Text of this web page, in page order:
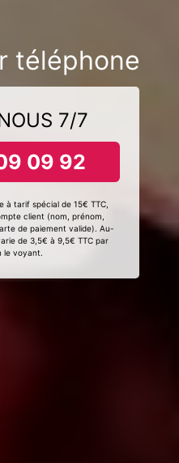
téléphone
7/7
09 92
à tarif spécial de 15€ TTC,
client (nom, prénom,
de paiement valide). Au-
de 3,5€ à 9,5€ TTC par
le voyant.